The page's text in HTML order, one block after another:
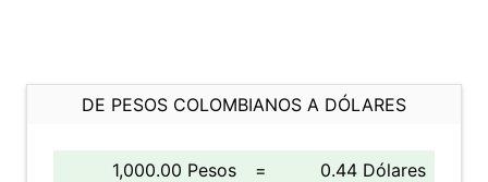
DE PESOS COLOMBIANOS A DÓLARES
1,000.00 Pesos =
0.44 Dólares